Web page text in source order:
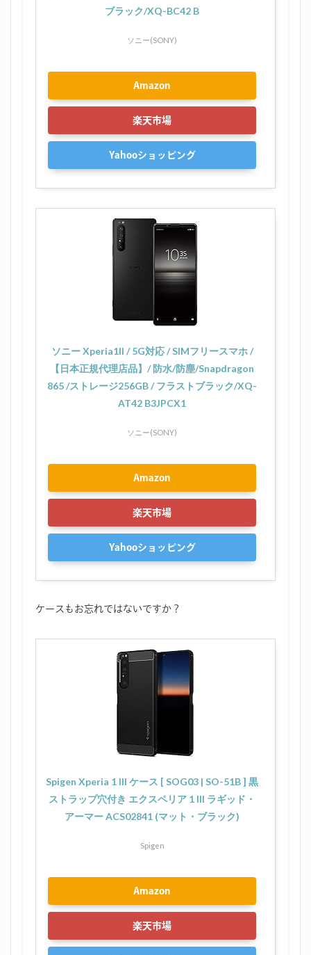
ブラック/XQ-BC42 B
ソニー(SONY)
Amazon
楽天市場
Yahooショッピング
ソニー Xperia1II / 5G対応 / SIMフリースマホ /
【日本正規代理店品】/ 防水/防塵/Snapdragon
865 /ストレージ256GB / フラストブラック/XQ-
AT42 B3JPCX1
ソニー(SONY)
Amazon
楽天市場
Yahooショッピング
ケースもお忘れではないですか？
Spigen Xperia 1 III ケース [ SOG03 | SO-51B ] 黒
ストラップ穴付き エクスペリア 1 III ラギッド・
アーマー ACS02841 (マット・ブラック)
Spigen
Amazon
楽天市場